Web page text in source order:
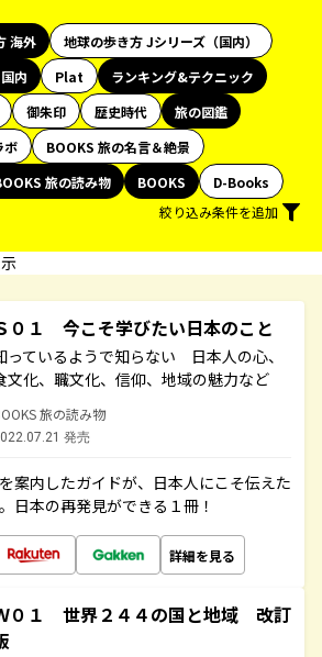
海外
地球の歩き方 Jシリーズ（国内）
内 Plat
ランキング&テクニック
御朱印 歴史時代
旅の図鑑
ボ
BOOKS 旅の名言＆絶景
旅の読み物 BOOKS
D-Books
絞り込み条件を追加
０１ 今こそ学びたい日本のこと
っているようで知らない 日本人の心、
文化、職文化、信仰、地域の魅力など
旅の読み物
発売
案内したガイドが、日本人にこそ伝えた
日本の再発見ができる１冊！
詳細を見る
０１ 世界２４４の国と地域 改訂